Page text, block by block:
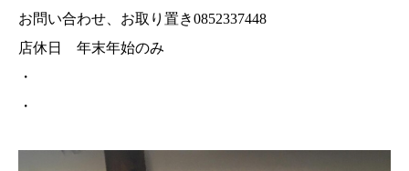
お問い合わせ、お取り置き0852337448
店休日 年末年始のみ
・
・